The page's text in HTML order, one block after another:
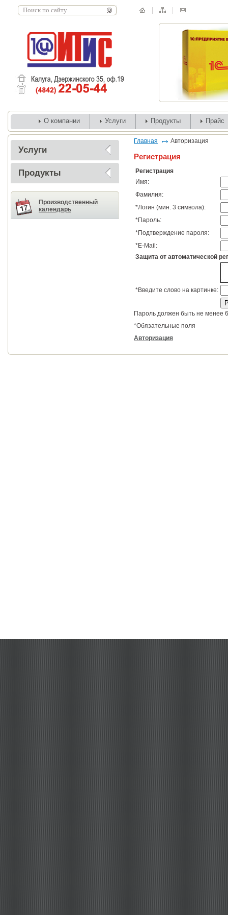
О компании Услуги Продукты Прайс
Услуги
Продукты
Производственный
календарь
Главная Авторизация
Регистрация
Регистрация
Имя:
Фамилия:
*Логин (мин. 3 символа):
*Пароль:
*Подтверждение пароля:
*E-Mail:
Защита от автоматической
*Введите слово на картинке:
Пароль должен быть не менее
*Обязательные поля
Авторизация